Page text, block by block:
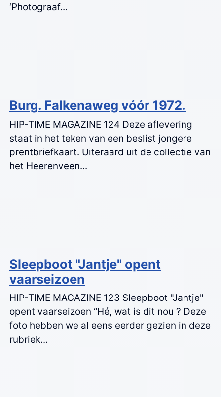
‘Photograaf...
Burg. Falkenaweg vóór 1972.
HIP-TIME MAGAZINE 124 Deze aflevering
staat in het teken van een beslist jongere
prentbriefkaart. Uiteraard uit de collectie van
het Heerenveen...
Sleepboot "Jantje" opent
vaarseizoen
HIP-TIME MAGAZINE 123 Sleepboot "Jantje"
opent vaarseizoen “Hé, wat is dit nou ? Deze
foto hebben we al eens eerder gezien in deze
rubriek...